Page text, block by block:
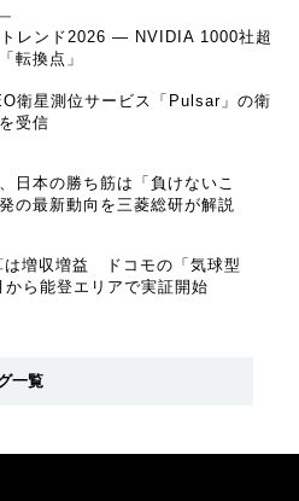
レンド2026 ― NVIDIA 1000社超
転換点」
衛星測位サービス「Pulsar」の衛
受信
日本の勝ち筋は「負けないこ
の最新動向を三菱総研が解説
は増収増益 ドコモの「気球型
から能登エリアで実証開始
一覧